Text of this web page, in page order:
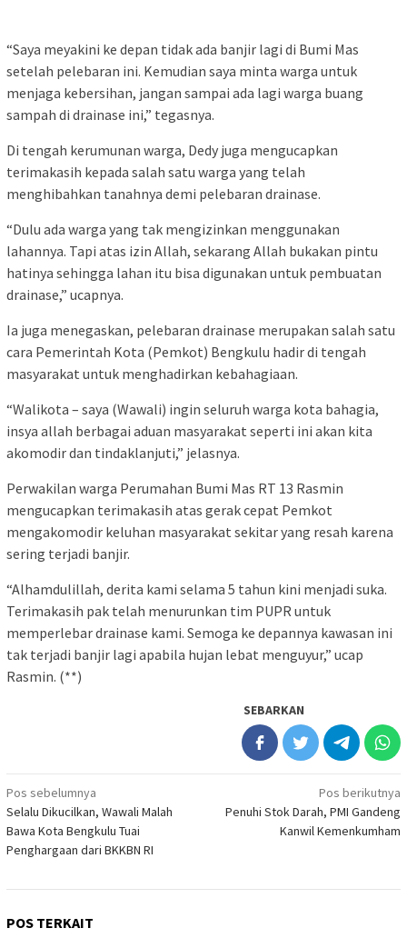
“Saya meyakini ke depan tidak ada banjir lagi di Bumi Mas
setelah pelebaran ini. Kemudian saya minta warga untuk
menjaga kebersihan, jangan sampai ada lagi warga buang
sampah di drainase ini,” tegasnya.
Di tengah kerumunan warga, Dedy juga mengucapkan
terimakasih kepada salah satu warga yang telah
menghibahkan tanahnya demi pelebaran drainase.
“Dulu ada warga yang tak mengizinkan menggunakan
lahannya. Tapi atas izin Allah, sekarang Allah bukakan pintu
hatinya sehingga lahan itu bisa digunakan untuk pembuatan
drainase,” ucapnya.
Ia juga menegaskan, pelebaran drainase merupakan salah satu
cara Pemerintah Kota (Pemkot) Bengkulu hadir di tengah
masyarakat untuk menghadirkan kebahagiaan.
“Walikota – saya (Wawali) ingin seluruh warga kota bahagia,
insya allah berbagai aduan masyarakat seperti ini akan kita
akomodir dan tindaklanjuti,” jelasnya.
Perwakilan warga Perumahan Bumi Mas RT 13 Rasmin
mengucapkan terimakasih atas gerak cepat Pemkot
mengakomodir keluhan masyarakat sekitar yang resah karena
sering terjadi banjir.
“Alhamdulillah, derita kami selama 5 tahun kini menjadi suka.
Terimakasih pak telah menurunkan tim PUPR untuk
memperlebar drainase kami. Semoga ke depannya kawasan ini
tak terjadi banjir lagi apabila hujan lebat menguyur,” ucap
Rasmin. (**)
SEBARKAN
Navigasi
pos
Pos sebelumnya
Selalu Dikucilkan, Wawali Malah
Bawa Kota Bengkulu Tuai
Penghargaan dari BKKBN RI
Pos berikutnya
Penuhi Stok Darah, PMI Gandeng
Kanwil Kemenkumham
POS TERKAIT